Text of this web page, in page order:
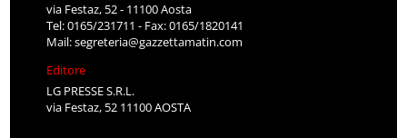
via Festaz, 52 - 11100 Aosta
Tel: 0165/231711 - Fax: 0165/1820141
Mail:segreteria@gazzettamatin.com
Editore
LG PRESSE S.R.L.
via Festaz, 52 11100 AOSTA